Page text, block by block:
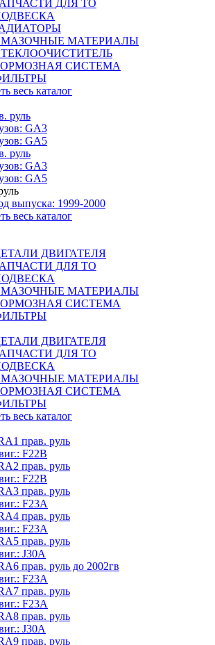
ДЛЯ ТО
МАТЕРИАЛЫ
СИСТЕМА
весь каталог
руль
GA3
GA5
руль
GA3
GA5
выпуска: 1999-2000
весь каталог
ДВИГАТЕЛЯ
ДЛЯ ТО
МАТЕРИАЛЫ
СИСТЕМА
ДВИГАТЕЛЯ
ДЛЯ ТО
МАТЕРИАЛЫ
СИСТЕМА
весь каталог
прав. руль
F22B
прав. руль
F22B
прав. руль
F23A
прав. руль
F23A
прав. руль
J30A
прав. руль до 2002гв
F23A
прав. руль
F23A
прав. руль
J30A
прав. руль